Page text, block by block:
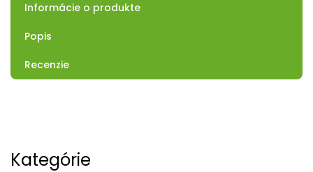
Informácie o produkte
Popis
Recenzie
Kategórie